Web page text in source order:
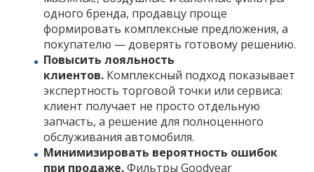
одного бренда, продавцу проще
формировать комплексные предложения, а
покупателю — доверять готовому решению.
Повысить лояльность
клиентов. Комплексный подход показывает
экспертность торговой точки или сервиса:
клиент получает не просто отдельную
запчасть, а решение для полноценного
обслуживания автомобиля.
Минимизировать вероятность ошибок
при продаже.Фильтры Goodyear